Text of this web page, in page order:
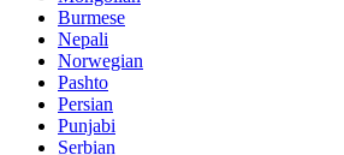
Burmese
Nepali
Norwegian
Pashto
Persian
Punjabi
Serbian